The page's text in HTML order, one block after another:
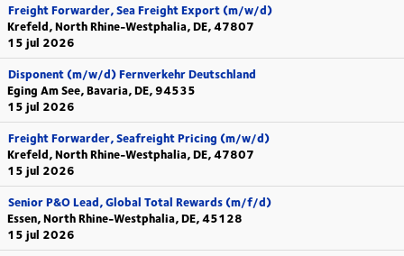
Freight Forwarder, Sea Freight Export (m/w/d)
Krefeld, North Rhine-Westphalia, DE, 47807
15 jul 2026
Disponent (m/w/d) Fernverkehr Deutschland
Eging Am See, Bavaria, DE, 94535
15 jul 2026
Freight Forwarder, Seafreight Pricing (m/w/d)
Krefeld, North Rhine-Westphalia, DE, 47807
15 jul 2026
Senior P&O Lead, Global Total Rewards (m/f/d)
Essen, North Rhine-Westphalia, DE, 45128
15 jul 2026